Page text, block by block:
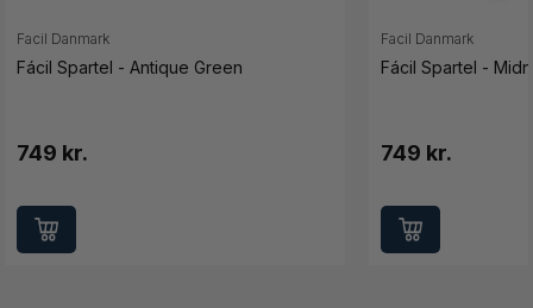
Facil Danmark
Fácil Spartel - Antique Green
749 kr.
Facil Danmark
Fácil Spartel -
749 kr.